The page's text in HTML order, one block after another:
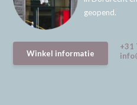
geopend.
Winkel informatie
+31